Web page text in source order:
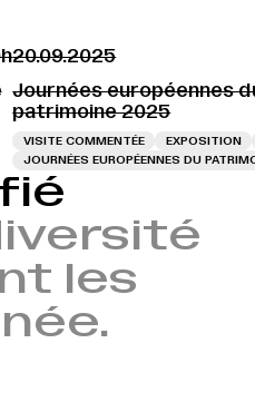
20.09.2025
Journées européennes
patrimoine 2025
VISITE COMMENTÉE EXPOSITION
JOURNÉES EUROPÉENNES DU
les